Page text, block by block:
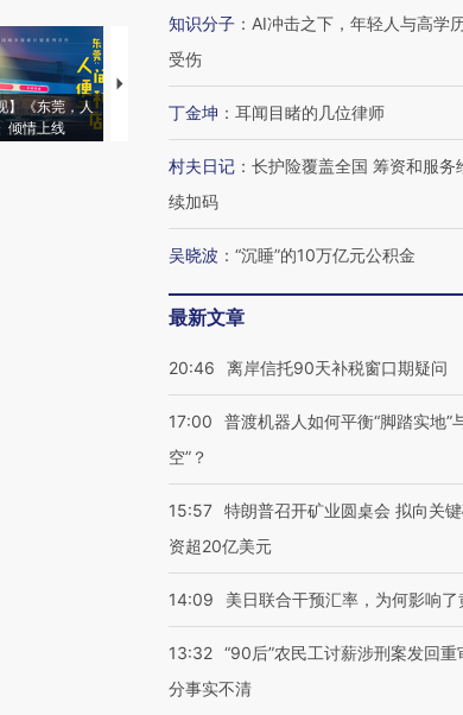
】《东莞，人
倾情上线
【推广】走进第四届链博
会，让数智科技“链”接产
【特别呈现】寻找100种
知识分子 ： AI冲击之下，年轻人与高学
受伤
丁金坤 ： 耳闻目睹的几位律师
村夫日记 ： 长护险覆盖全国 筹资和服务
续加码
吴晓波 ： “沉睡”的10万亿元公积金
最新文章
20:46 离岸信托90天补税窗口期疑问
17:00
普渡机器人如何平衡“脚踏实地”
空”？
15:57 特朗普召开矿业圆桌会 拟向关
资超20亿美元
14:09 美日联合干预汇率，为何影响了
13:32 “90后”农民工讨薪涉刑案发回重
分事实不清